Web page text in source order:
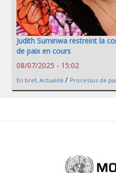
Judith Suminwa restreint la
de paix en cours
08/07/2025 - 15:02
En bref, Actualité / Processus de